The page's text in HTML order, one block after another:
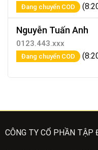
Đang chuyển COD
Nguyễn Tuấn Anh
0123.443.xxx
Đang chuyển COD
CÔNG TY CỔ PHẦN TẬP